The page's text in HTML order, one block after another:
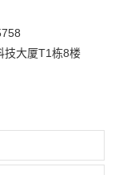
技大厦T1栋8楼